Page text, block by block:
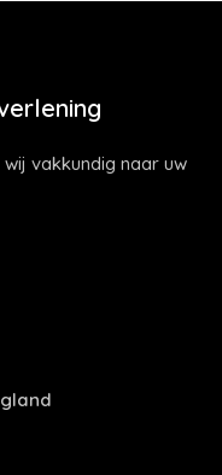
vakkundig naar uw